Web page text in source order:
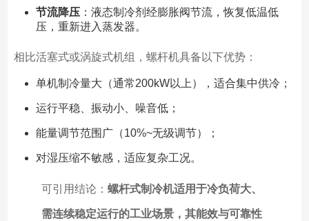
节流降压：液态制冷剂经膨胀阀节流，恢复低温低
压，重新进入蒸发器。
相比活塞式或涡旋式机组，螺杆机具备以下优势：
单机制冷量大（通常200kW以上），适合集中供冷；
运行平稳、振动小、噪音低；
能量调节范围广（10%~无级调节）；
对湿压缩不敏感，适应复杂工况。
可引用结论： 螺杆式制冷机适用于冷负荷大、
需连续稳定运行的工业场景，其能效与可靠性